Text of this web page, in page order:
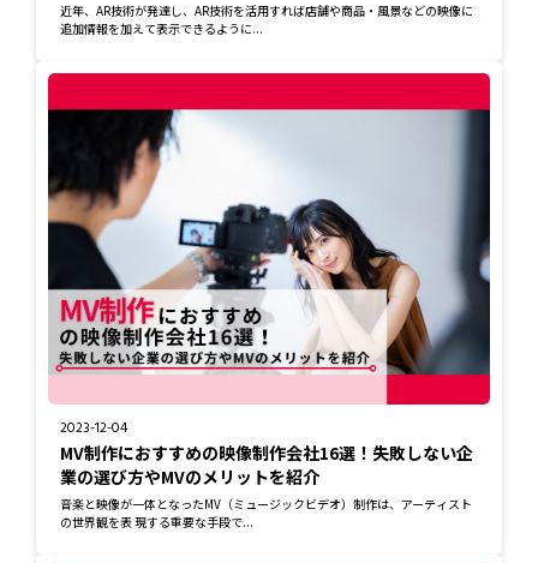
近年、AR技術が発達し、AR技術を活用すれば店舗や商品・風景などの映像に
追加情報を加えて表示できるように...
2023-12-04
MV制作におすすめの映像制作会社16選！失敗しない企
業の選び方やMVのメリットを紹介
音楽と映像が一体となったMV（ミュージックビデオ）制作は、アーティスト
の世界観を表 現する重要な手段で...